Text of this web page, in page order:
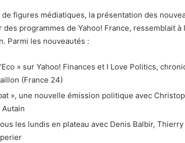
figures médiatiques, la présentation des
programmes de Yahoo! France, ressemblait à
Parmi les nouveautés :
» sur Yahoo! Finances et I Love Politics,
(France 24)
», une nouvelle émission politique avec
les lundis en plateau avec Denis Balbir,